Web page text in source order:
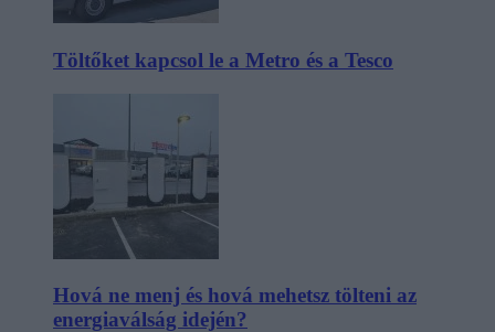
Töltőket kapcsol le a Metro és a Tesco
Hová ne menj és hová mehetsz tölteni az
energiaválság idején?